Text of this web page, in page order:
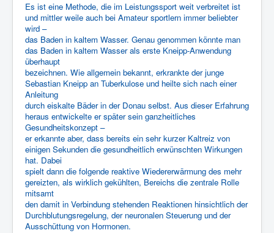
Es ist eine Methode, die im Leistungssport weit verbreitet ist
und mittler weile auch bei Amateur sportlern immer beliebter
wird –
das Baden in kaltem Wasser. Genau genommen könnte man
das Baden in kaltem Wasser als erste Kneipp-Anwendung
überhaupt
bezeichnen. Wie allgemein bekannt, erkrankte der junge
Sebastian Kneipp an Tuberkulose und heilte sich nach einer
Anleitung
durch eiskalte Bäder in der Donau selbst. Aus dieser Erfahrung
heraus entwickelte er später sein ganzheitliches
Gesundheitskonzept –
er erkannte aber, dass bereits ein sehr kurzer Kaltreiz von
einigen Sekunden die gesundheitlich erwünschten Wirkungen
hat. Dabei
spielt dann die folgende reaktive Wiedererwärmung des mehr
gereizten, als wirklich gekühlten, Bereichs die zentrale Rolle
mitsamt
den damit in Verbindung stehenden Reaktionen hinsichtlich der
Durchblutungsregelung, der neuronalen Steuerung und der
Ausschüttung von Hormonen.